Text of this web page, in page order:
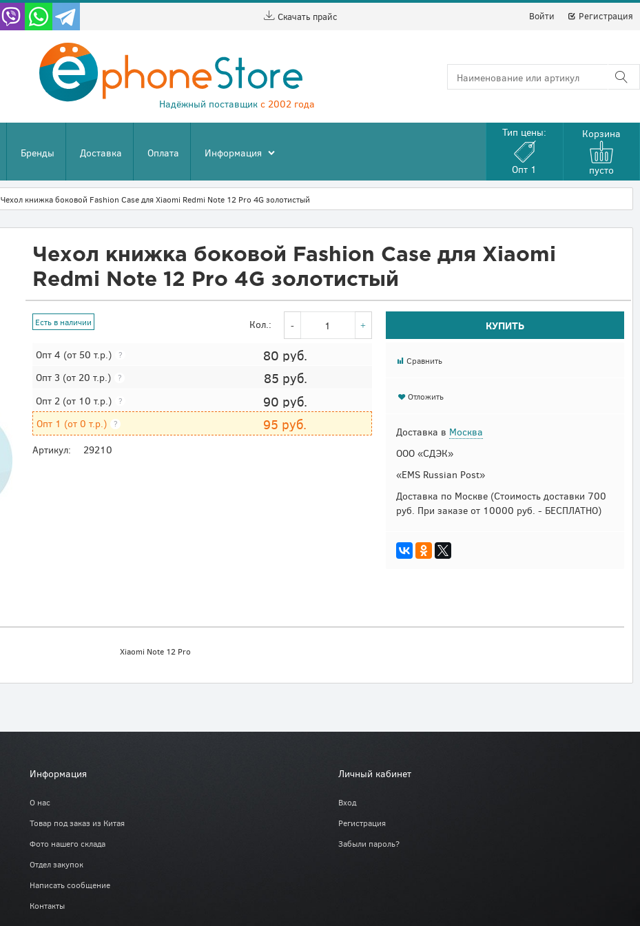
Скачать прайс Войти Регистрация
Надёжный поставщик с 2002 года
Бренды Доставка Оплата Информация
Тип цены:
Опт 1
Корзина
пусто
Чехол книжка боковой Fashion Case для Xiaomi Redmi Note 12 Pro 4G золотистый
Чехол книжка боковой Fashion Case для Xiaomi
Redmi Note 12 Pro 4G золотистый
Есть в наличии Кол.:
Опт 4 (от 50 т.р.) ? 80 руб.
Опт 3 (от 20 т.р.) ? 85 руб.
Опт 2 (от 10 т.р.) ? 90 руб.
Опт 1 (от 0 т.р.) ? 95 руб.
Артикул: 29210
КУПИТЬ
Сравнить
Отложить
Доставка в Москва
ООО «СДЭК»
«EMS Russian Post»
Доставка по Москве (Стоимость доставки 700
руб. При заказе от 10000 руб. - БЕСПЛАТНО)
Xiaomi Note 12 Pro
Информация
О нас
Товар под заказ из Китая
Фото нашего склада
Отдел закупок
Написать сообщение
Контакты
Личный кабинет
Вход
Регистрация
Забыли пароль?